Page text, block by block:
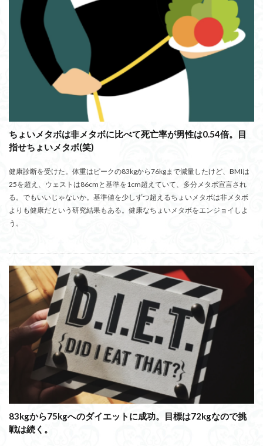
ちょいメタボは非メタボに比べて死亡率が男性は0.54倍。目
指せちょいメタボ(笑)
健康診断を受けた。体重はピークの83kgから76kgまで減量したけど、BMIは
25を超え、ウェストは86cmと基準を1cm超えていて、多分メタボ宣言され
る。でもいいじゃないか。基準値を少しずつ超えるちょいメタボは非メタボ
よりも健康だという研究結果もある。健康なちょいメタボをエンジョイしよ
う。
83kgから75kgへのダイエットに成功。目標は72kgなので挑
戦は続く。